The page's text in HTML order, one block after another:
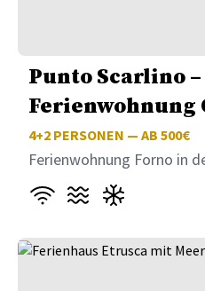
Punto Scarlino –
Ferienwohnung
4+2 PERSONEN — AB 500€
Ferienwohnung Forno in